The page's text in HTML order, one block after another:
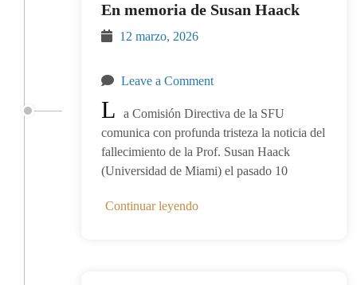
En memoria de Susan Haack
12 marzo, 2026
Leave a Comment
L
a Comisión Directiva de la SFU
comunica con profunda tristeza la noticia del
fallecimiento de la Prof. Susan Haack
(Universidad de Miami) el pasado 10
Continuar leyendo